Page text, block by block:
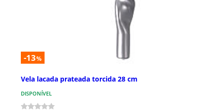
-13%
Vela lacada prateada torcida 28 cm
DISPONÍVEL